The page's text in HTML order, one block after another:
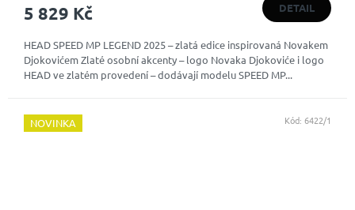
5 829 Kč DETAIL
HEAD SPEED MP LEGEND 2025 – zlatá edice inspirovaná Novakem
Djokovićem Zlaté osobní akcenty – logo Novaka Djokoviće i logo
HEAD ve zlatém provedení – dodávají modelu SPEED MP...
NOVINKA Kód: 6422/1